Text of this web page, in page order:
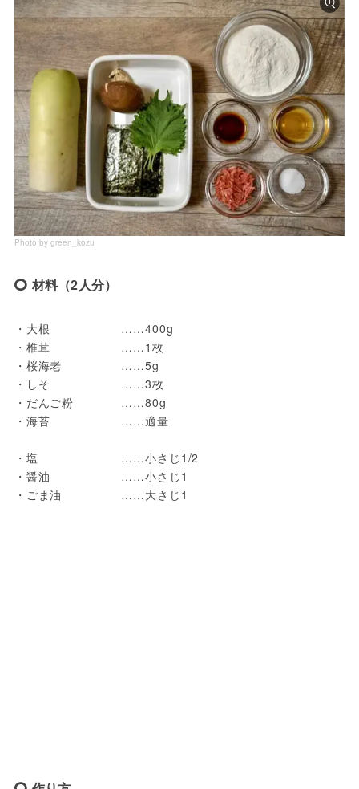
Photo by green_kozu
材料（2人分）
・大根　　　　　　……400g
・椎茸　　　　　　……1枚
・桜海老　　　　　……5g
・しそ　　　　　　……3枚
・だんご粉　　　　……80g
・海苔　　　　　　……適量
・塩　　　　　　　……小さじ1/2
・醤油　　　　　　……小さじ1